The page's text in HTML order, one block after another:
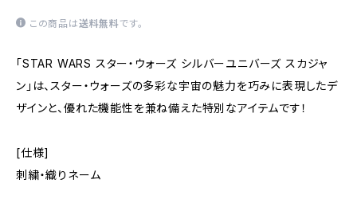
この商品は送料無料です。
「STAR WARS スター・ウォーズ シルバーユニバーズ スカジャ
ン」は、スター・ウォーズの多彩な宇宙の魅力を巧みに表現したデ
ザインと、優れた機能性を兼ね備えた特別なアイテムです！
[仕様]
刺繍・織りネーム